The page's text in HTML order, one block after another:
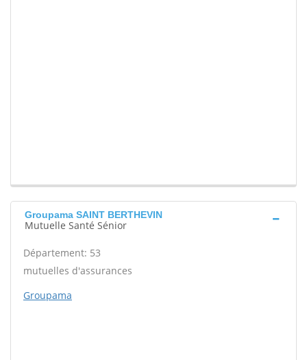
Groupama SAINT BERTHEVIN
Mutuelle Santé Sénior
Département: 53
mutuelles d'assurances
Groupama